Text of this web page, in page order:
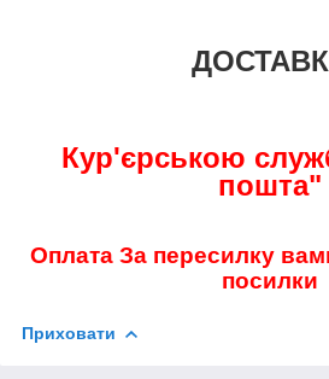
Кур'єрською
пошта"
Оплата За пересилку
посилки
Приховати